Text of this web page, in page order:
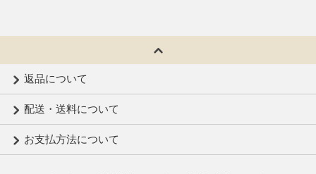
返品について
配送・送料について
お支払方法について